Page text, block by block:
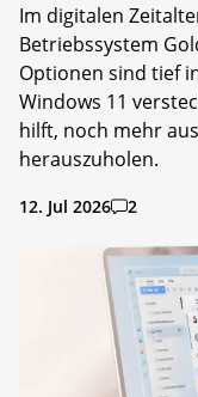
Im digitalen
Betriebssystem
Optionen sind tief
Windows 11
hilft, noch mehr
herauszuholen.
12. Jul 2026 2